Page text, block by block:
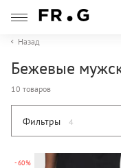
Назад
Бежевые
10 товаров
Фильтры 4
-60%